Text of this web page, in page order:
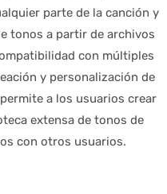
parte de la canción y
tonos a partir de archivos
con múltiples
y personalización de
a los usuarios crear
extensa de tonos de
con otros usuarios.